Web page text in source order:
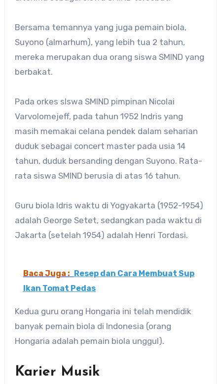
Bersama temannya yang juga pemain biola,
Suyono (almarhum), yang lebih tua 2 tahun,
mereka merupakan dua orang siswa SMIND yang
berbakat.
Pada orkes slswa SMIND pimpinan Nicolai
Varvolomejeff, pada tahun 1952 Indris yang
masih memakai celana pendek dalam seharian
duduk sebagai concert master pada usia 14
tahun, duduk bersanding dengan Suyono. Rata-
rata siswa SMIND berusia di atas 16 tahun.
Guru biola Idris waktu di Yogyakarta (1952-1954)
adalah George Setet, sedangkan pada waktu di
Jakarta (setelah 1954) adalah Henri Tordasi.
Baca Juga :
Resep dan Cara Membuat Sup
Ikan Tomat Pedas
Kedua guru orang Hongaria ini telah mendidik
banyak pemain biola di Indonesia (orang
Hongaria adalah pemain biola unggul).
Karier Musik